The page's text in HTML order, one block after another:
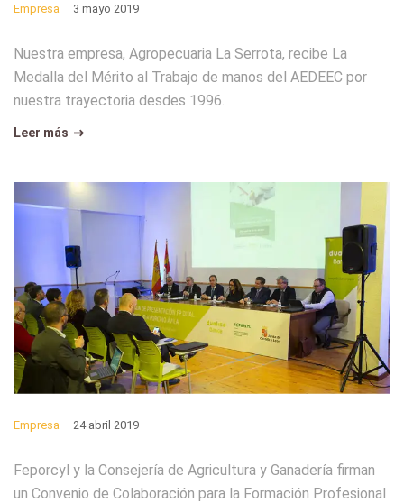
Empresa 3 mayo 2019
Nuestra empresa, Agropecuaria La Serrota, recibe La
Medalla del Mérito al Trabajo de manos del AEDEEC por
nuestra trayectoria desdes 1996.
Leer más
Empresa 24 abril 2019
Feporcyl y la Consejería de Agricultura y Ganadería firman
un Convenio de Colaboración para la Formación Profesional